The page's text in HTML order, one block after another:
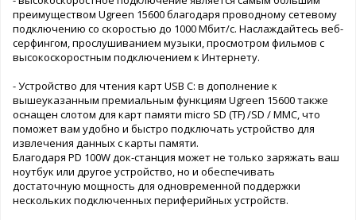
преимуществом Ugreen 15600 благодаря проводному сетевому
подключению со скоростью до 1000 Мбит/с. Наслаждайтесь веб-
серфингом, прослушиванием музыки, просмотром фильмов с
высокоскоростным подключением к Интернету.
- Устройство для чтения карт USB C: в дополнение к
вышеуказанным премиальным функциям Ugreen 15600 также
оснащен слотом для карт памяти micro SD (TF) /SD / MMC, что
поможет вам удобно и быстро подключать устройство для
извлечения данных с карты памяти.
Благодаря PD 100W док-станция может не только заряжать ваш
ноутбук или другое устройство, но и обеспечивать
достаточную мощность для одновременной поддержки
нескольких подключенных периферийных устройств.